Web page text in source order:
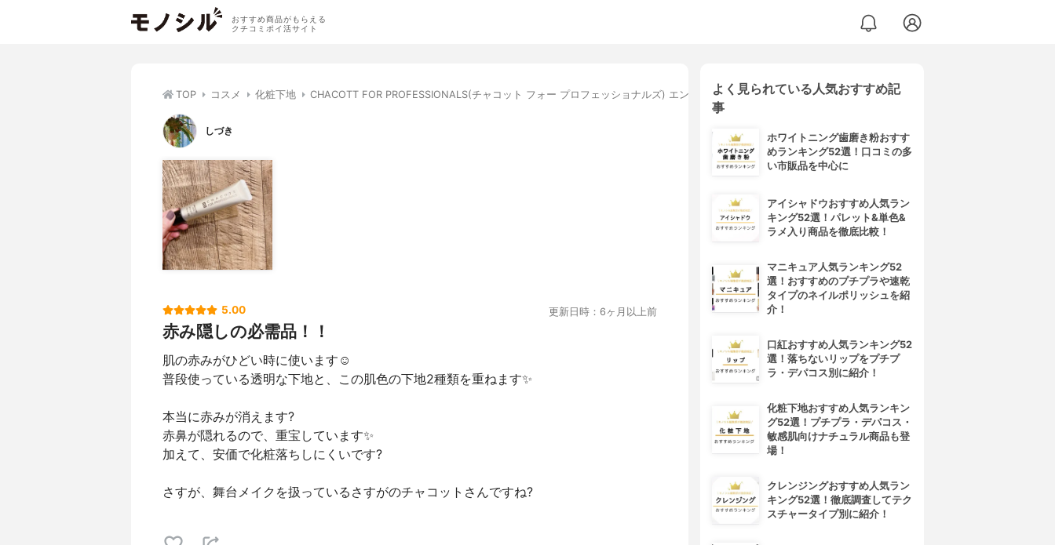
おすすめ商品がもらえる
クチコミポイ活サイト
TOP コスメ 化粧下地 CHACOTT FOR PROFESSIONALS(チャコット フォー プロフェッショナルズ) エンリッチングベース
しづき
5.00 更新日時：6ヶ月以上前
赤み隠しの必需品！！
肌の赤みがひどい時に使います☺️
普段使っている透明な下地と、この肌色の下地2種類を重ねます✨
本当に赤みが消えます?
赤鼻が隠れるので、重宝しています✨
加えて、安価で化粧落ちしにくいです?
さすが、舞台メイクを扱っているさすがのチャコットさんですね?
よく見られている人気おすすめ記
事
ホワイトニング歯磨き粉おすす
めランキング52選！口コミの多
い市販品を中心に
アイシャドウおすすめ人気ラン
キング52選！パレット&単色&
ラメ入り商品を徹底比較！
マニキュア人気ランキング52
選！おすすめのプチプラや速乾
タイプのネイルポリッシュを紹
介！
口紅おすすめ人気ランキング52
選！落ちないリップをプチプ
ラ・デパコス別に紹介！
化粧下地おすすめ人気ランキン
グ52選！プチプラ・デパコス・
敏感肌向けナチュラル商品も登
場！
クレンジングおすすめ人気ラン
キング52選！徹底調査してテク
スチャータイプ別に紹介！